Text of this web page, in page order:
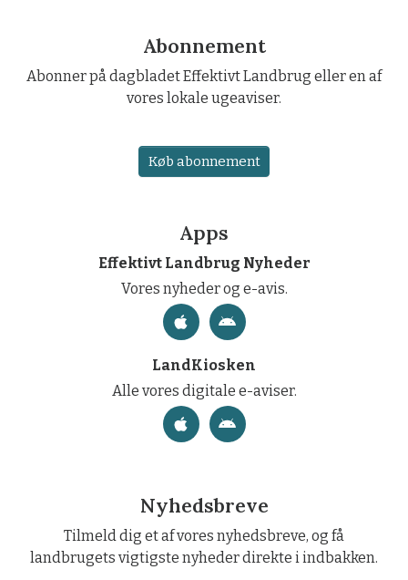
Abonnement
Abonner på dagbladet Effektivt Landbrug eller en af
vores lokale ugeaviser.
Køb abonnement
Apps
Effektivt Landbrug Nyheder
Vores nyheder og e-avis.
LandKiosken
Alle vores digitale e-aviser.
Nyhedsbreve
Tilmeld dig et af vores nyhedsbreve, og få
landbrugets vigtigste nyheder direkte i indbakken.